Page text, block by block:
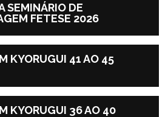
SEMINÁRIO DE
FETESE 2026
KYORUGUI 41 AO 45
KYORUGUI 36 AO 40